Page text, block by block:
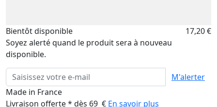
Bientôt disponible
17,20 €
Soyez alerté quand le produit sera à nouveau
disponible.
M'alerter
Made in France
Livraison offerte * dès 69 € En savoir plus